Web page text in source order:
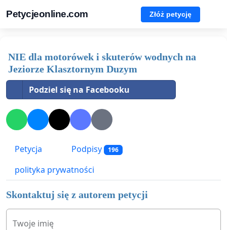
Petycjeonline.com Złóż petycję
NIE dla motorówek i skuterów wodnych na
Jeziorze Klasztornym Duzym
Podziel się na Facebooku
Petycja Podpisy 196
polityka prywatności
Skontaktuj się z autorem petycji
Twoje imię